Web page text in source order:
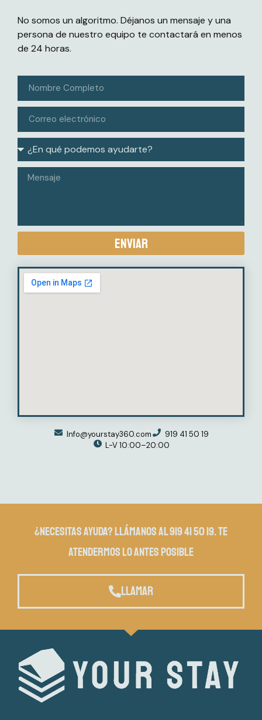
No somos un algoritmo. Déjanos un mensaje y una
persona de nuestro equipo te contactará en menos
de 24 horas.
Enviar
Info@yourstay360.com
919 41 50 19
L-V 10:00–20:00
¿Necesitas ayuda? Llámanos al 919 41 50 19. Te
atendermos lo antes posible
Llamar